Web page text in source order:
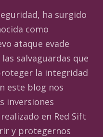
ha surgido
como
ataque evade
salvaguardas que
la integridad
este blog nos
inversiones
en Red Sift
y protegernos